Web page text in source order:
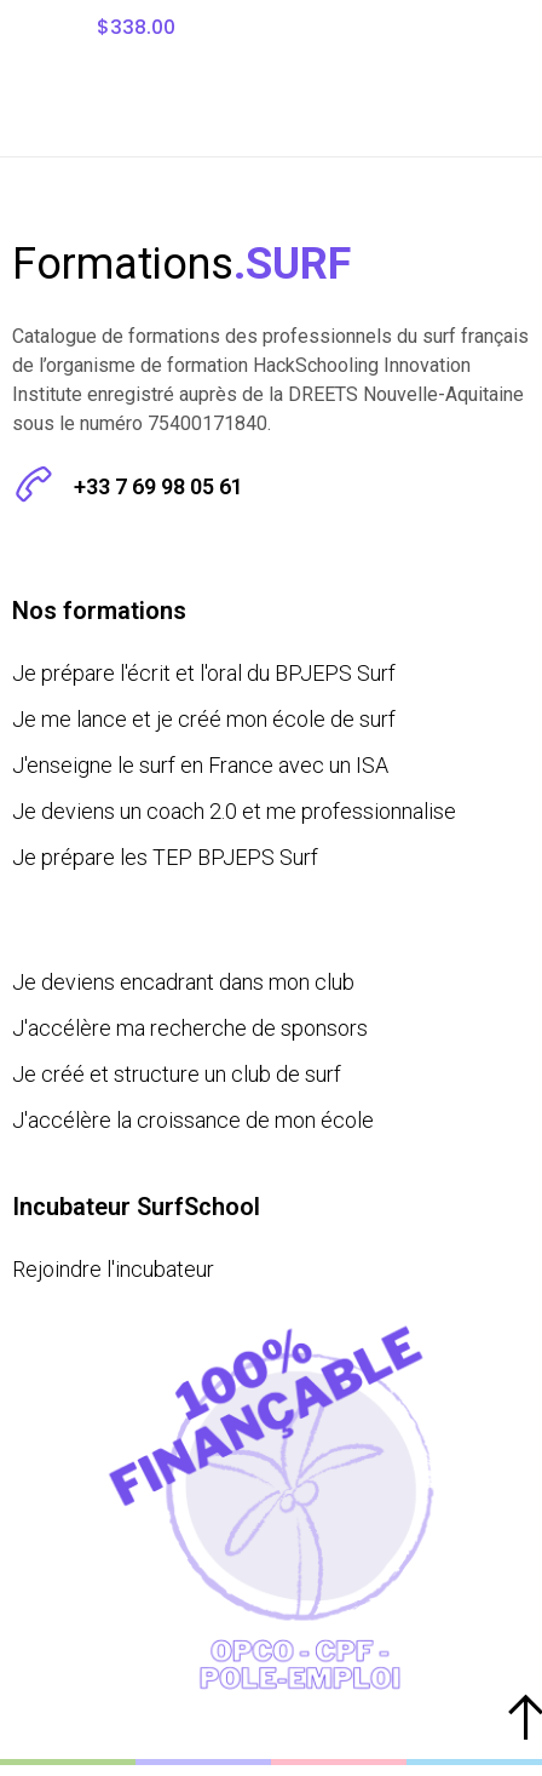
$338.00
Formations.SURF
Catalogue de formations des professionnels du surf français
de l’organisme de formation HackSchooling Innovation
Institute enregistré auprès de la DREETS Nouvelle-Aquitaine
sous le numéro 75400171840.
+33 7 69 98 05 61
Nos formations
Je prépare l'écrit et l'oral du BPJEPS Surf
Je me lance et je créé mon école de surf
J'enseigne le surf en France avec un ISA
Je deviens un coach 2.0 et me professionnalise
Je prépare les TEP BPJEPS Surf
Je deviens encadrant dans mon club
J'accélère ma recherche de sponsors
Je créé et structure un club de surf
J'accélère la croissance de mon école
Incubateur SurfSchool
Rejoindre l'incubateur